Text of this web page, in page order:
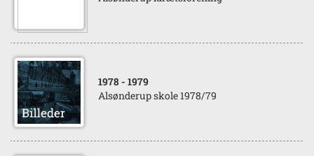
1978 - 1979
Alsønderup skole 1978/79